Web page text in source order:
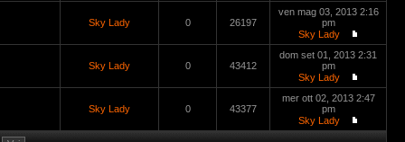
Sky Lady 0 26197
ven mag 03, 2013 2:16
pm
Sky Lady
Sky Lady 0 43412
dom set 01, 2013 2:31
pm
Sky Lady
Sky Lady 0 43377
mer ott 02, 2013 2:47
pm
Sky Lady